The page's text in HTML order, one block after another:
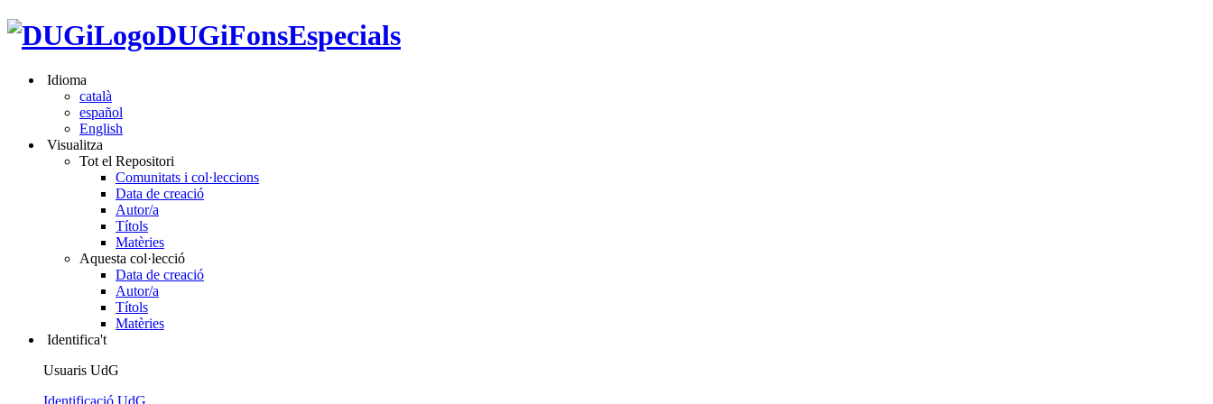
DUGiFonsEspecials
Idioma
català
español
English
Visualitza
Tot el Repositori
Comunitats i col·leccions
Data de creació
Autor/a
Títols
Matèries
Aquesta col·lecció
Data de creació
Autor/a
Títols
Matèries
Identifica't
Usuaris UdG
Identificació UdG